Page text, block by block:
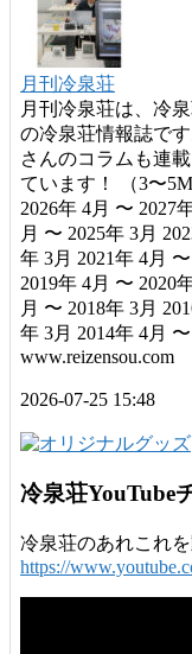
月刊冷泉荘
月刊冷泉荘は、冷
の冷泉荘情報誌で
さんのコラムも連
ています！ （3〜
2026年 4月 〜 2027
月 〜 2025年 3月
年 3月 2021年 4月
2019年 4月 〜 2020
月 〜 2018年 3月
年 3月 2014年 4月
www.reizensou.com
2026-07-25 15:48
冷泉荘YouTube
冷泉荘のあれこれ
https://